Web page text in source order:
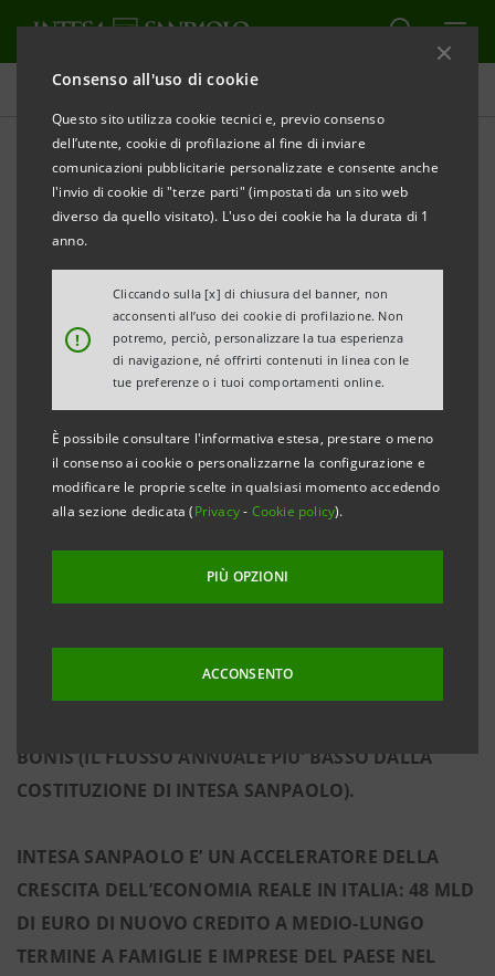
Consenso all'uso di cookie
Questo sito utilizza cookie tecnici e, previo consenso
dell’utente, cookie di profilazione al fine di inviare
comunicazioni pubblicitarie personalizzate e consente anche
l'invio di cookie di "terze parti" (impostati da un sito web
diverso da quello visitato). L'uso dei cookie ha la durata di 1
anno.
!
Cliccando sulla [x] di chiusura del banner, non
acconsenti all’uso dei cookie di profilazione. Non
potremo, perciò, personalizzare la tua esperienza
di navigazione, né offrirti contenuti in linea con le
tue preferenze o i tuoi comportamenti online.
È possibile consultare l'informativa estesa, prestare o meno
il consenso ai cookie o personalizzarne la configurazione e
modificare le proprie scelte in qualsiasi momento accedendo
alla sezione dedicata (Privacy- Cookie policy).
PIÙ OPZIONI
ACCONSENTO
Comunicati stampa
STAMPA AGGIORNA
INTESA SANPAOLO: RISULTATI CONSOLIDATI AL
31 DICEMBRE 2016
SI ESCLUDONO I CONTRIBUTI E GLI ALTRI ONERI
RIGUARDANTI IL SISTEMA BANCARIO.
PROPOSTA DI DIVIDENDICASHPER € 3 MLD.
ELEVATA PATRIMONIALIZZAZIONE, LARGAMENTE
SUPERIORE AI REQUISITI NORMATIVI ANCHE NELLO
SCENARIO AVVERSO DELLO
STRESS TEST
EQUITY RATIOPRO-FORMA A REGIME AL 12,9%
BONIS (IL FLUSSO ANNUALE PIU’ BASSO DALLA
COSTITUZIONE DI INTESA SANPAOLO).
INTESA SANPAOLO E’ UN ACCELERATORE DELLA
CRESCITA DELL’ECONOMIA REALE IN ITALIA: 48 MLD
DI EURO DI NUOVO CREDITO A MEDIO-LUNGO
TERMINE A FAMIGLIE E IMPRESE DEL PAESE NEL